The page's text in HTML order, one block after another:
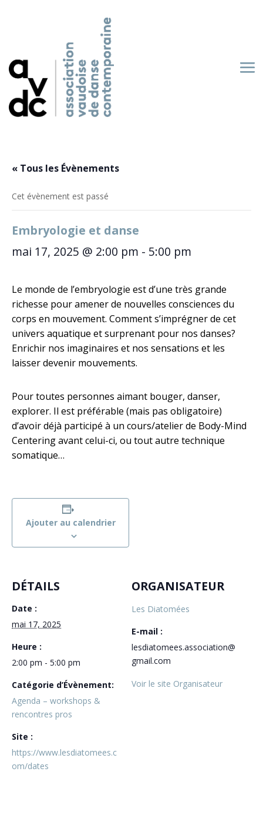
« Tous les Évènements
Cet évènement est passé
Embryologie et danse
mai 17, 2025 @ 2:00 pm - 5:00 pm
Le monde de l’embryologie est d’une très grande
richesse pour amener de nouvelles consciences du
corps en mouvement. Comment s’imprégner de cet
univers aquatique et surprenant pour nos danses?
Enrichir nos imaginaires et nos sensations et les
laisser devenir mouvements.
Pour toutes personnes aimant bouger, danser,
explorer. Il est préférable (mais pas obligatoire)
d’avoir déjà participé à un cours/atelier de Body-Mind
Centering avant celui-ci, ou tout autre technique
somatique…
Ajouter au calendrier
DÉTAILS
Date :
mai 17, 2025
Heure :
2:00 pm - 5:00 pm
Catégorie d’Évènement:
Agenda – workshops &
rencontres pros
Site :
https://www.lesdiatomees.c
om/dates
ORGANISATEUR
Les Diatomées
E-mail :
lesdiatomees.association@
gmail.com
Voir le site Organisateur